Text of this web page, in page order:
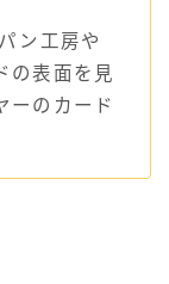
ン工房や
の表面を見
ーのカード